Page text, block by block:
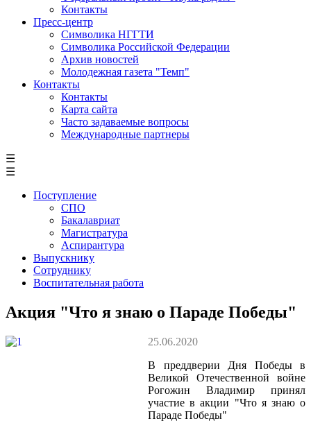
Контакты
Пресс-центр
Символика НГГТИ
Символика Российской Федерации
Архив новостей
Молодежная газета "Темп"
Контакты
Контакты
Карта сайта
Часто задаваемые вопросы
Международные партнеры
☰
☰
Поступление
СПО
Бакалавриат
Магистратура
Аспирантура
Выпускнику
Сотруднику
Воспитательная работа
Акция "Что я знаю о Параде Победы"
25.06.2020
В преддверии Дня Победы в
Великой Отечественной войне
Рогожин Владимир принял
участие в акции "Что я знаю о
Параде Победы"